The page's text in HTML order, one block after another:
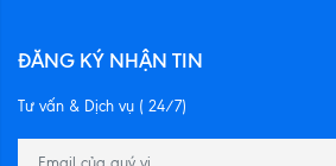
ĐĂNG KÝ NHẬN TIN
Tư vấn & Dịch vụ ( 24/7)